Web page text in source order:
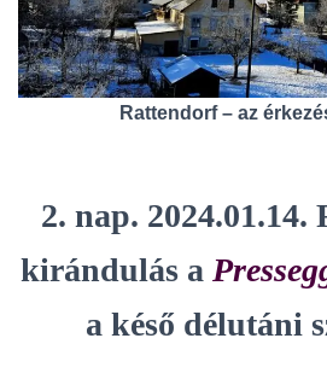
Rattendorf – az
2. nap. 2024.01.14.
kirándulás a
a késő délutáni